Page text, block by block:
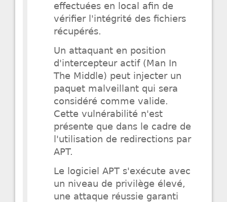
effectuées en local afin de
vérifier l'intégrité des fichiers
récupérés.
Un attaquant en position
d'intercepteur actif (Man In
The Middle) peut injecter un
paquet malveillant qui sera
considéré comme valide.
Cette vulnérabilité n'est
présente que dans le cadre de
l'utilisation de redirections par
APT.
Le logiciel APT s'exécute avec
un niveau de privilège élevé,
une attaque réussie garanti